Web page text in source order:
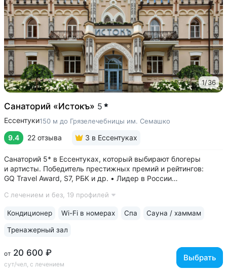
1/36
Санаторий «Истокъ» 5
Ессентуки150 м до Грязелечебницы им. Семашко
9.4 22 отзыва 3 в Ессентуках
Санаторий 5* в Ессентуках, который выбирают блогеры
и артисты. Победитель престижных премий и рейтингов:
GQ Travel Award, S7, РБК и др. • Лидер в России
целлюлита и вен «Эндосфера», коррекция фигуры Tesla
С лечением и без, 19 профилей
от 20 600 ₽
сут/чел, с лечением
Выбрать
Кондиционер Wi-Fi в номерах Спа Сауна / хаммам
Тренажерный зал